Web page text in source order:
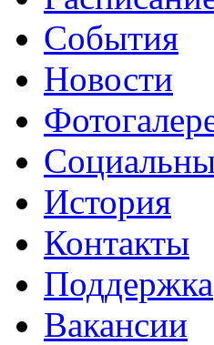
События
Новости
История
Контакты
Поддержка
Вакансии